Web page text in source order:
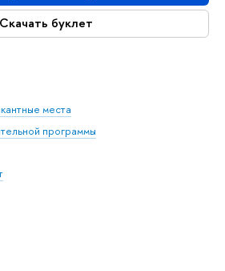
Скачать буклет
места
программы